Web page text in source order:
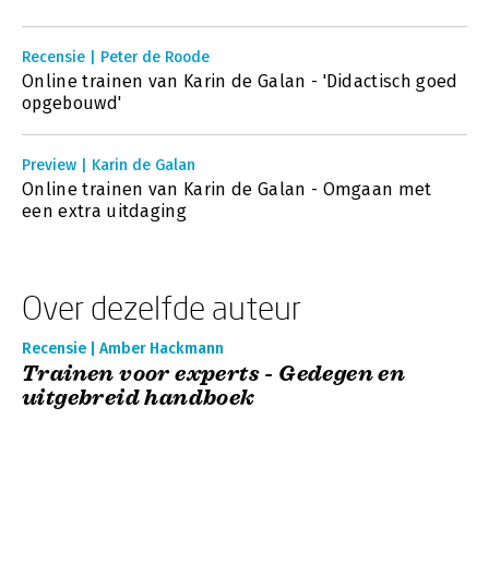
Recensie | Peter de Roode
Online trainen van Karin de Galan - 'Didactisch goed
opgebouwd'
Preview | Karin de Galan
Online trainen van Karin de Galan - Omgaan met
een extra uitdaging
Over dezelfde auteur
Recensie | Amber Hackmann
Trainen voor experts - Gedegen en
uitgebreid handboek